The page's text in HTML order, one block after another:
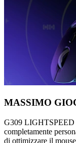
MASSIMO
G309 LIGHTSPEED
completamente
di ottimizzare il